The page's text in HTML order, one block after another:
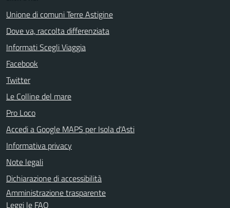
Unione di comuni Terre Astigine
Dove va, raccolta differenziata
Informati Scegli Viaggia
Facebook
Twitter
Le Colline del mare
Pro Loco
Accedi a Google MAPS per Isola d'Asti
Informativa privacy
Note legali
Dichiarazione di accessibilità
Amministrazione trasparente
Leggi le FAQ